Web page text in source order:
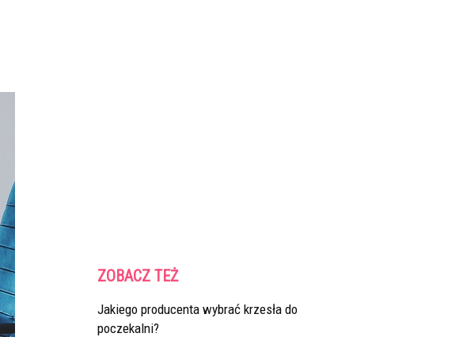
ZOBACZ TEŻ
Jakiego producenta wybrać krzesła do
poczekalni?